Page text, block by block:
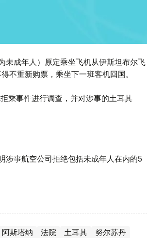
未成年人）原定乘坐飞机从伊斯坦布尔飞
不重新购票，乘坐下一班客机回国。
乘事件进行调查，并对涉事的土耳其
涉事航空公司拒绝包括未成年人在内的5
阿斯塔纳 法院 土耳其 努尔苏丹